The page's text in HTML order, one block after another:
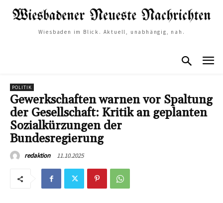
Wiesbaden im Blick. Aktuell, unabhängig, nah.
POLITIK
Gewerkschaften warnen vor Spaltung
der Gesellschaft: Kritik an geplanten
Sozialkürzungen der
Bundesregierung
redaktion 11.10.2025